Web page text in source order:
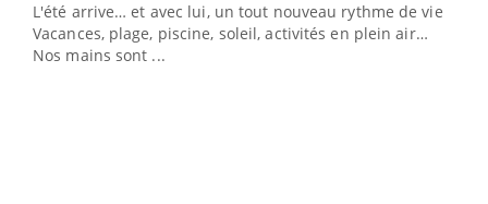
L'été arrive… et avec lui, un tout nouveau rythme de vie !
Vacances, plage, piscine, soleil, activités en plein air…
Nos mains sont ...